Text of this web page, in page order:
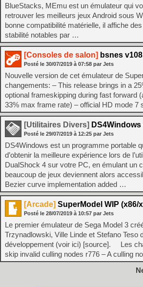
BlueStacks, MEmu est un émulateur qui
retrouver les meilleurs jeux Android sous
bonne compatibilité matérielle, il affiche
stabilité notables par …
[Consoles de salon] bsnes v108
Posté le 30/07/2019 à 07:58 par Jets
Nouvelle version de cet émulateur de
changements: – This release brings in a
optional frameskipping during fast forward
33% max frame rate) – official HD mode 7
[Utilitaires Divers] DS4Windows
Posté le 29/07/2019 à 12:25 par Jets
DS4Windows est un programme portable
d’obtenir la meilleure expérience lors de
DualShock 4 sur votre PC, en émulant un
beaucoup de jeux deviennent alors
Bezier curve implementation added …
[Arcade] SuperModel WIP (x86/
Posté le 28/07/2019 à 10:57 par Jets
Le premier émulateur de Sega Model 3
Trzynadlowski, Ville Linde et Stefano Teso
développement (voir ici) [source]. Les
skip invalid culling nodes r776 – A culling